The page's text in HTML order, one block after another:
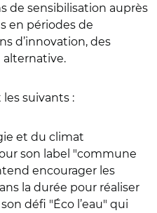
de sensibilisation auprès
en périodes de
d’innovation, des
suivants :
et du climat
son label "commune
encourager les
la durée pour réaliser
défi "Éco l’eau" qui